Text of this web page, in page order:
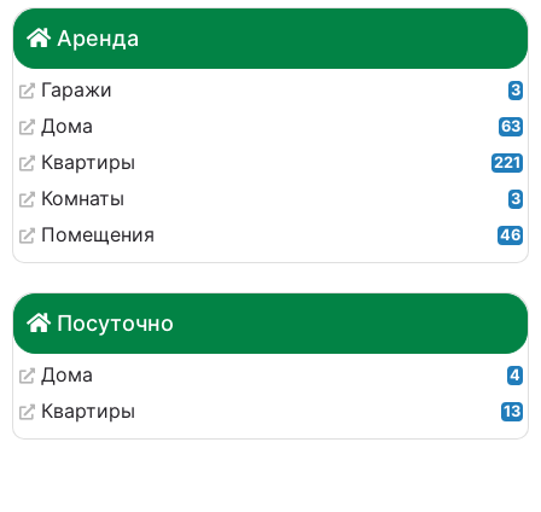
Аренда
Гаражи 3
Дома 63
Квартиры 221
Комнаты 3
Помещения 46
Посуточно
Дома 4
Квартиры 13